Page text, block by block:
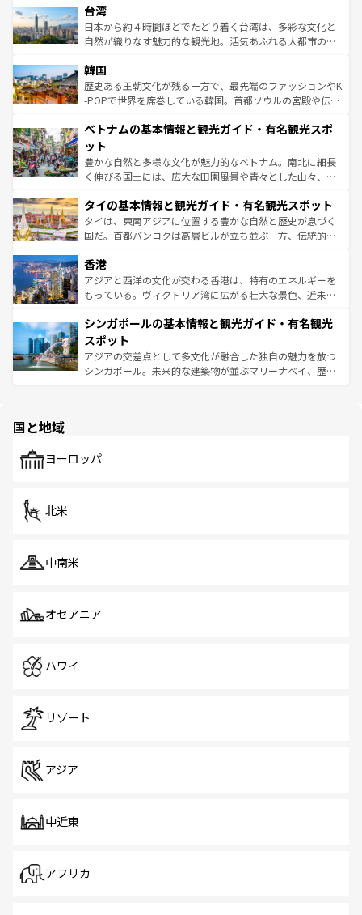
人々、おいしいローカルフードやハワイアンミュージッ
ク、伝統的なフラダンスなど、すべてがハワイの魅力を彩
っている。訪れるたびに新しい発見と感動が待っているハ
はコンテンツ一覧
リアリーフや大陸中央部にそびえるウルル（エアーズロッ
ク）、タスマニアの美しい原生林やケアンズの熱帯雨林な
ど、見どころがたくさん。また、カフェやワイン、オージ
いる。アクティビティも充実しており、サーフィンやダイ
ビング、ハイキングなど、アウトドア好きにはたまらな
い。オーストラリアの多彩な魅力を存分に味わいつくそ
参照してほしい。
台湾
日本から約４時間ほどでたどり着く台湾は、多彩な文化と
自然が織りなす魅力的な観光地。活気あふれる大都市の台
ン）、静ひつな山岳地帯である台湾東部など、都市の喧騒
と山間の静けさが共存しており、訪れる人に新しい発見と
驚きをもたらしてくれる。また、奥深い台湾の食文化も魅
容にもいいと評判のスイーツなど、バラエティ豊かな料理
照してほしい。
韓国
歴史ある王朝文化が残る一方で、最先端のファッションやK
-POPで世界を席巻している韓国。首都ソウルの宮殿や伝統
き、地方に足を延ばせば四季折々の自然美を楽しむことが
できる。そして、キムチや焼肉、絶品のストリートフード
まで、さまざまな韓国料理が待っている。夜には、韓国な
らではのナイトライフも堪能できる。あたたかいホスピタ
わってみてほしい。 なお、新着の韓国情報はコンテンツ一
覧 を参照してほしい。
ベトナムの基本情報と観光ガイド・有名観光スポ
ット
豊かな自然と多様な文化が魅力的なベトナム。南北に細長
く伸びる国土には、広大な田園風景や青々とした山々、世
急速な発展と共に伝統が息づく。ハノイの古い町並みやホ
ーチミン市のフランス統治時代の建物も、独特の雰囲気を
醸し出している。また、バラエティの豊かさとおいしさで
とつ。フォーやバインミー、ベトナムコーヒーなどは、ぜ
ひ現地で味わいたい。どの地域を訪れてもあたたかい人々
が旅行者を迎えてくれるので、きっと忘れられない旅にな
参照してほしい。
タイの基本情報と観光ガイド・有名観光スポット
タイは、東南アジアに位置する豊かな自然と歴史が息づく
国だ。首都バンコクは高層ビルが立ち並ぶ一方、伝統的な
の活気が交差している。北部ではチェンマイなどの山岳地
帯で自然と触れ合い、南部ではプーケットやクラビの美し
いビーチでリゾート気分を楽しむことができる。タイ料理
激する。気候は一年中温暖で、どの季節にも異なる楽しみ
が待っている。親しみやすいタイの人々、仏教を中心とし
た文化、そして多様な観光資源が、訪れる旅人を魅了し続
ける。 なお、新着のタイ情報はコンテンツ一覧を参照して
香港
アジアと西洋の文化が交わる香港は、特有のエネルギーを
もっている。ヴィクトリア湾に広がる壮大な景色、近未来
み、どこを訪れても感動するはず。観光スポットが密集し
ており、効率よく見どころを回れるのも魅力。息をのむよ
うな絶景から文化的な体験まで、香港を存分に楽しみ尽く
そう。 なお、新着の香港情報はコンテンツ一覧を参照して
シンガポールの基本情報と観光ガイド・有名観光
スポット
アジアの交差点として多文化が融合した独自の魅力を放つ
シンガポール。未来的な建築物が並ぶマリーナベイ、歴史
で、ホーカーズは地元の風情を楽しめる外せないスポット
国と地域
ヨーロッパ
北米
中南米
オセアニア
ハワイ
リゾート
アジア
中近東
アフリカ